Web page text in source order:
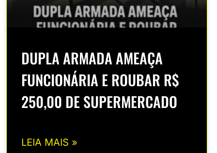
DUPLA ARMADA AMEAÇA
FUNCIONÁRIA E ROUBAR R$
250,00 DE SUPERMERCADO
LEIA MAIS »